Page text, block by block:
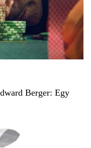
Berger: Egy